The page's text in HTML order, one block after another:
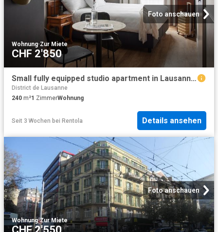
Foto anschauen
Wohnung·Zur Miete
CHF 2'850
Small fully equipped studio apartment in Lausanne, Lausanne Amsterdam Apartments for Rent
District de Lausanne
240 m²1 ZimmerWohnung
Seit 3 Wochen bei Rentola Details ansehen
Foto anschauen
Wohnung·Zur Miete